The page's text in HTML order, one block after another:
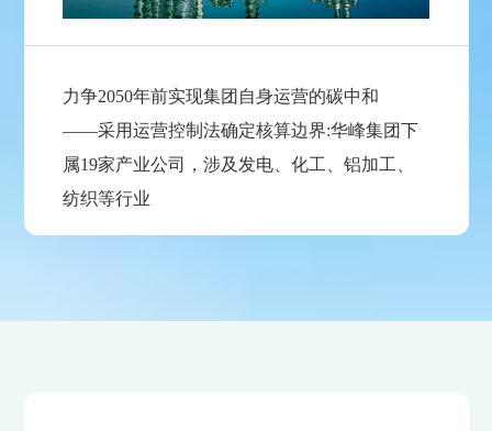
力争2050年前实现集团自身运营的碳中和
——采用运营控制法确定核算边界:华峰集团下
属19家产业公司，涉及发电、化工、铝加工、
纺织等行业